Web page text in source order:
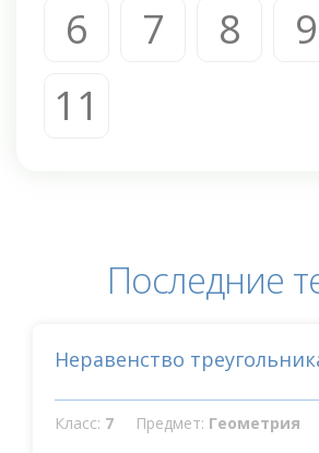
6
7 8 9
11
Последние
Неравенство
Класс: 7 Предмет: Геометрия